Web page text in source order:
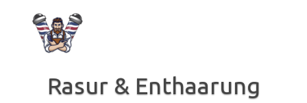
Inhalt
springen
Rasur & Enthaarung